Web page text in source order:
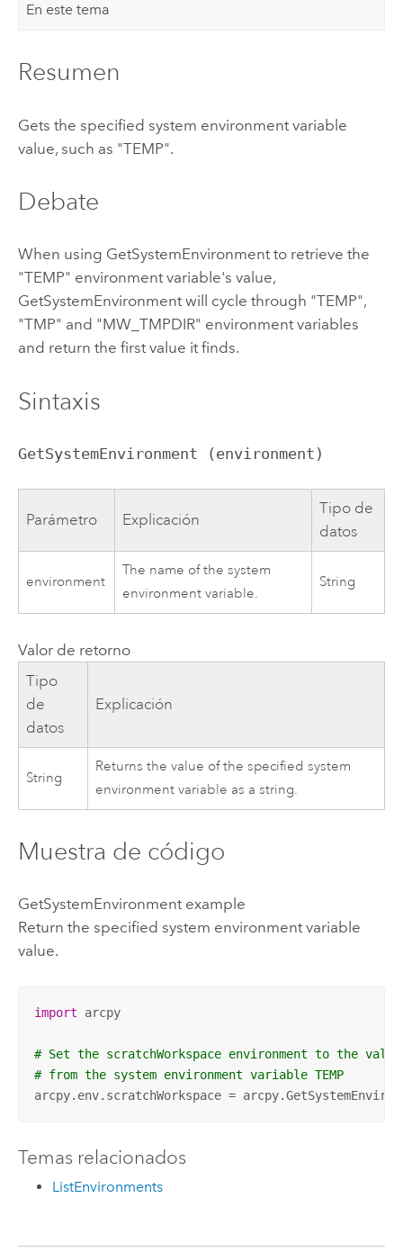
En este tema
Resumen
Gets the specified system environment variable
value, such as "TEMP".
Debate
When using GetSystemEnvironment to retrieve the
"TEMP" environment variable's value,
GetSystemEnvironment will cycle through "TEMP",
"TMP" and "MW_TMPDIR" environment variables
and return the first value it finds.
Sintaxis
GetSystemEnvironment (environment)
Parámetro Explicación
Tipo de
datos
environment
The name of the system
environment variable.
String
Valor de retorno
Tipo
de
datos
Explicación
String
Returns the value of the specified system
environment variable as a string.
Muestra de código
GetSystemEnvironment example
Return the specified system environment variable
value.
import arcpy
# Set the scratchWorkspace environment to the
# from the system environment variable TEMP
arcpy.env.scratchWorkspace =
Temas relacionados
ListEnvironments